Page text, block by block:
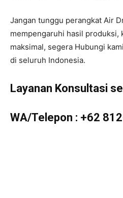
Jangan tunggu perangkat Air
mempengaruhi hasil produksi,
maksimal, segera Hubungi
di seluruh Indonesia.
Layanan Konsultasi
WA/Telepon : +62